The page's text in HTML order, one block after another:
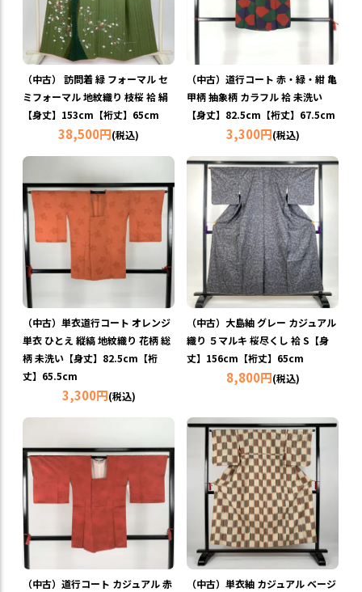
（中古） 訪問着 緑 フォーマル セ
ミフォーマル 地紋織り 枝桜 袷 絹
【身丈】153cm【裄丈】65cm
38,500円(税込)
（中古）道行コート 赤・緑・紺 亀
甲柄 抽象柄 カラフル 袷 未洗い
【身丈】82.5cm【裄丈】67.5cm
3,300円(税込)
（中古）単衣道行コート オレンジ
単衣 ひとえ 縦縞 地紋織り 花柄 総
柄 未洗い【身丈】82.5cm【裄
丈】65.5cm
3,300円(税込)
（中古）大島紬 グレー カジュアル
織り ５マルキ 桜尽くし 袷 S【身
丈】156cm【裄丈】65cm
8,800円(税込)
（中古）道行コート カジュアル 赤
（中古）単衣紬 カジュアル ベージ